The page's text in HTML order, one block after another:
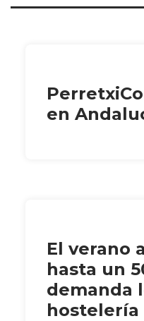
en
El verano
hasta un
demanda
hostelería